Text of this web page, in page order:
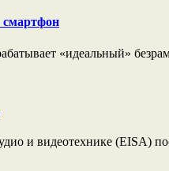
смартфон
«идеальный»
и видеотехнике (EISA)